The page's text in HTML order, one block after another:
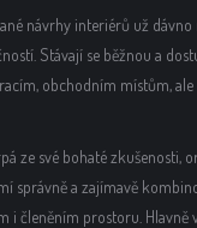
návrhy interiérů už
Stávají se běžnou a
obchodním místům,
ze své bohaté zkušenosti,
správně a zajímavě
i členěním prostoru. Hlavně